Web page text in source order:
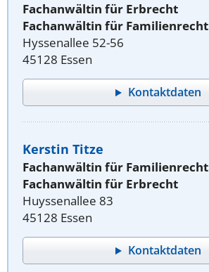
Fachanwältin für Erbrecht
Fachanwältin für Familienrecht
Hyssenallee 52-56
45128 Essen
Kontaktdaten
Kerstin Titze
Fachanwältin für Familienrecht
Fachanwältin für Erbrecht
Huyssenallee 83
45128 Essen
Kontaktdaten